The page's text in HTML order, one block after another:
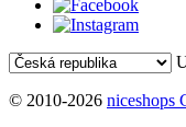
© 2010-2026 niceshops